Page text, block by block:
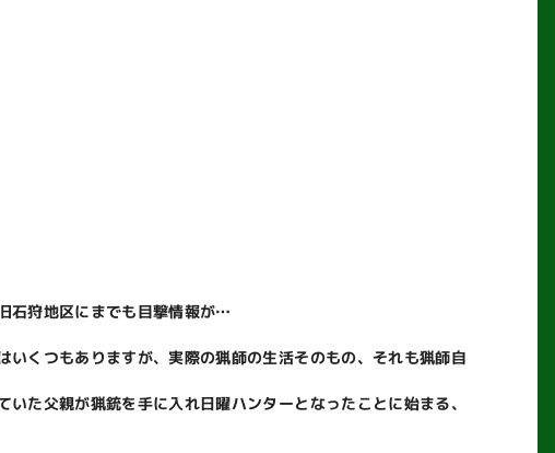
石狩地区にまでも目撃情報が…
くつもありますが、実際の猟師の生活そのもの、それも猟師自
た父親が猟銃を手に入れ日曜ハンターとなったことに始まる、